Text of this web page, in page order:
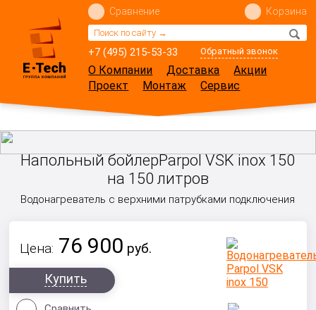
+7 (495) 215-53-33 Обратный звонок
Сравнение Корзина
О Компании Доставка
Акции
Проект
Монтаж Сервис
Напольный бойлерParpol VSK inox 150
на 150 литров
Водонагреватель с верхними патрубками подключения
Цена: 76 900 руб.
Купить